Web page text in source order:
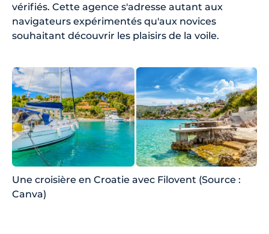
vérifiés. Cette agence s'adresse autant aux
navigateurs expérimentés qu'aux novices
souhaitant découvrir les plaisirs de la voile.
Une croisière en Croatie avec Filovent (Source :
Canva)